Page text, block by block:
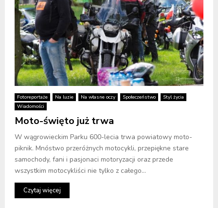
Fotoreportaże Na luzie Na własne oczy Społeczeństwo
Styl życia
Wiadomości
Moto-święto już trwa
W wągrowieckim Parku 600-lecia trwa powiatowy moto-
piknik. Mnóstwo przeróżnych motocykli, przepiękne stare
samochody, fani i pasjonaci motoryzacji oraz przede
wszystkim motocykliści nie tylko z całego...
Czytaj więcej